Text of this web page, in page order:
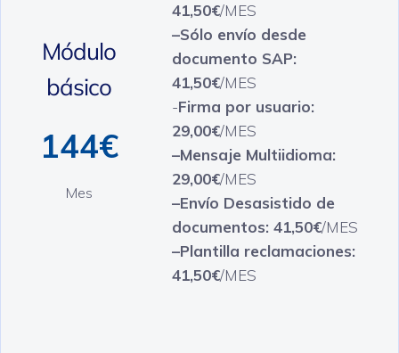
Módulo
básico
144€
Mes
41,50€/MES
–Sólo envío desde
documento SAP:
41,50€/MES
-Firma por usuario:
29,00€/MES
–Mensaje Multiidioma:
29,00€/MES
–Envío Desasistido de
documentos: 41,50€/MES
–Plantilla reclamaciones:
41,50€/MES